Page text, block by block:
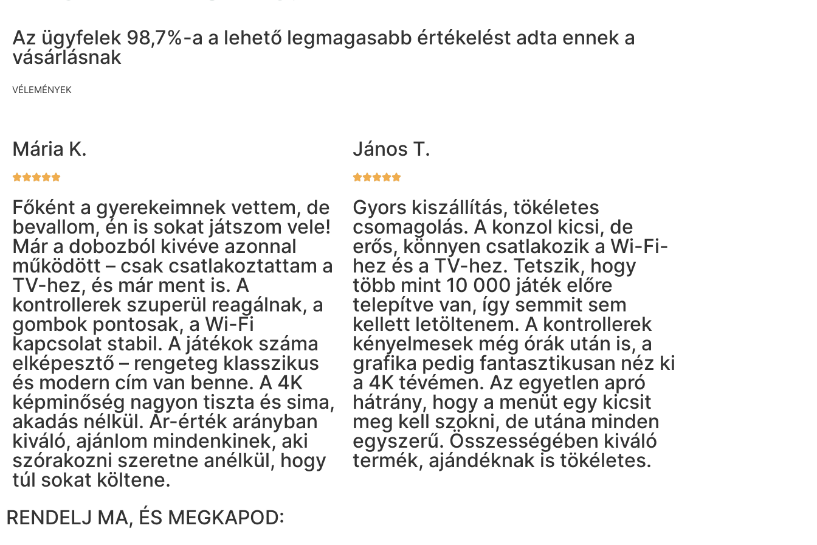
Az ügyfelek 98,7%-a a lehető legmagasabb értékelést adta ennek a
vásárlásnak
VÉLEMÉNYEK
Mária K.
Főként a gyerekeimnek vettem, de
bevallom, én is sokat játszom vele!
Már a dobozból kivéve azonnal
működött – csak csatlakoztattam a
TV-hez, és már ment is. A
kontrollerek szuperül reagálnak, a
gombok pontosak, a Wi-Fi
kapcsolat stabil. A játékok száma
elképesztő – rengeteg klasszikus
és modern cím van benne. A 4K
képminőség nagyon tiszta és sima,
akadás nélkül. Ár-érték arányban
kiváló, ajánlom mindenkinek, aki
szórakozni szeretne anélkül, hogy
túl sokat költene.
János T.
Gyors kiszállítás, tökéletes
csomagolás. A konzol kicsi, de
erős, könnyen csatlakozik a Wi-Fi-
hez és a TV-hez. Tetszik, hogy
több mint 10 000 játék előre
telepítve van, így semmit sem
kellett letöltenem. A kontrollerek
kényelmesek még órák után is, a
grafika pedig fantasztikusan néz ki
a 4K tévémen. Az egyetlen apró
hátrány, hogy a menüt egy kicsit
meg kell szokni, de utána minden
egyszerű. Összességében kiváló
termék, ajándéknak is tökéletes.
RENDELJ MA, ÉS MEGKAPOD: